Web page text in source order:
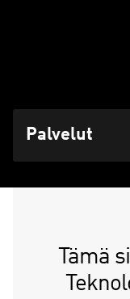
Palvelut
Tämä